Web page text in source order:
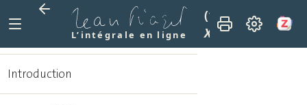
L’intégrale en ligne
(1915)
La mission
XXV
Introduction